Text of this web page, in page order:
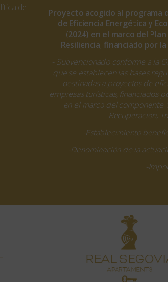
de
Proyecto acogido al programa
de Eficiencia Energética y
(2024) en el marco del
Resiliencia, financiado por
- Subvencionado conforme a la
que se establecen las bases
destinadas a proyectos de
empresas turísticas, financiados
en el marco del componente
Recuperación,
-Establecimiento
-Denominación de la
-